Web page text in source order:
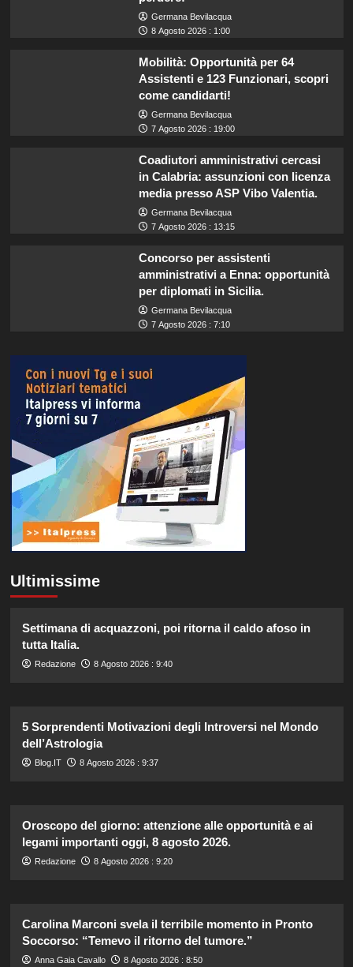
Germana Bevilacqua
8 Agosto 2026 : 1:00
Mobilità: Opportunità per 64
Assistenti e 123 Funzionari, scopri
come candidarti!
Germana Bevilacqua
7 Agosto 2026 : 19:00
Coadiutori amministrativi cercasi
in Calabria: assunzioni con licenza
media presso ASP Vibo Valentia.
Germana Bevilacqua
7 Agosto 2026 : 13:15
Concorso per assistenti
amministrativi a Enna: opportunità
per diplomati in Sicilia.
Germana Bevilacqua
7 Agosto 2026 : 7:10
Ultimissime
Settimana di acquazzoni, poi ritorna il caldo afoso in
tutta Italia.
Redazione 8 Agosto 2026 : 9:40
5 Sorprendenti Motivazioni degli Introversi nel Mondo
dell’Astrologia
Blog.IT 8 Agosto 2026 : 9:37
Oroscopo del giorno: attenzione alle opportunità e ai
legami importanti oggi, 8 agosto 2026.
Redazione 8 Agosto 2026 : 9:20
Carolina Marconi svela il terribile momento in Pronto
Soccorso: “Temevo il ritorno del tumore.”
Anna Gaia Cavallo 8 Agosto 2026 : 8:50